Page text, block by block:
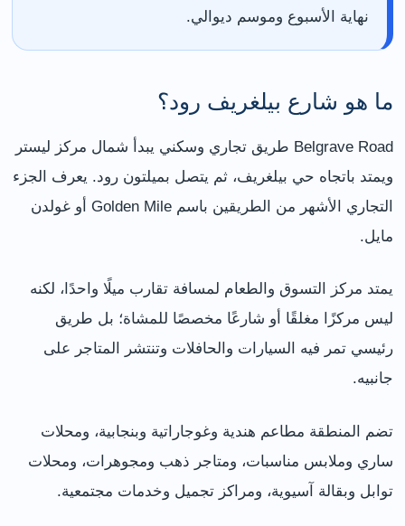
نهاية الأسبوع وموسم ديوالي.
ما هو شارع بيلغريف رود؟
Belgrave Road طريق تجاري وسكني يبدأ شمال مركز ليستر
ويمتد باتجاه حي بيلغريف، ثم يتصل بميلتون رود. يعرف الجزء
التجاري الأشهر من الطريقين باسم Golden Mile أو غولدن
مايل.
يمتد مركز التسوق والطعام لمسافة تقارب ميلًا واحدًا، لكنه
ليس مركزًا مغلقًا أو شارعًا مخصصًا للمشاة؛ بل طريق
رئيسي تمر فيه السيارات والحافلات وتنتشر المتاجر على
جانبيه.
تضم المنطقة مطاعم هندية وغوجاراتية وبنجابية، ومحلات
ساري وملابس مناسبات، ومتاجر ذهب ومجوهرات، ومحلات
توابل وبقالة آسيوية، ومراكز تجميل وخدمات مجتمعية.